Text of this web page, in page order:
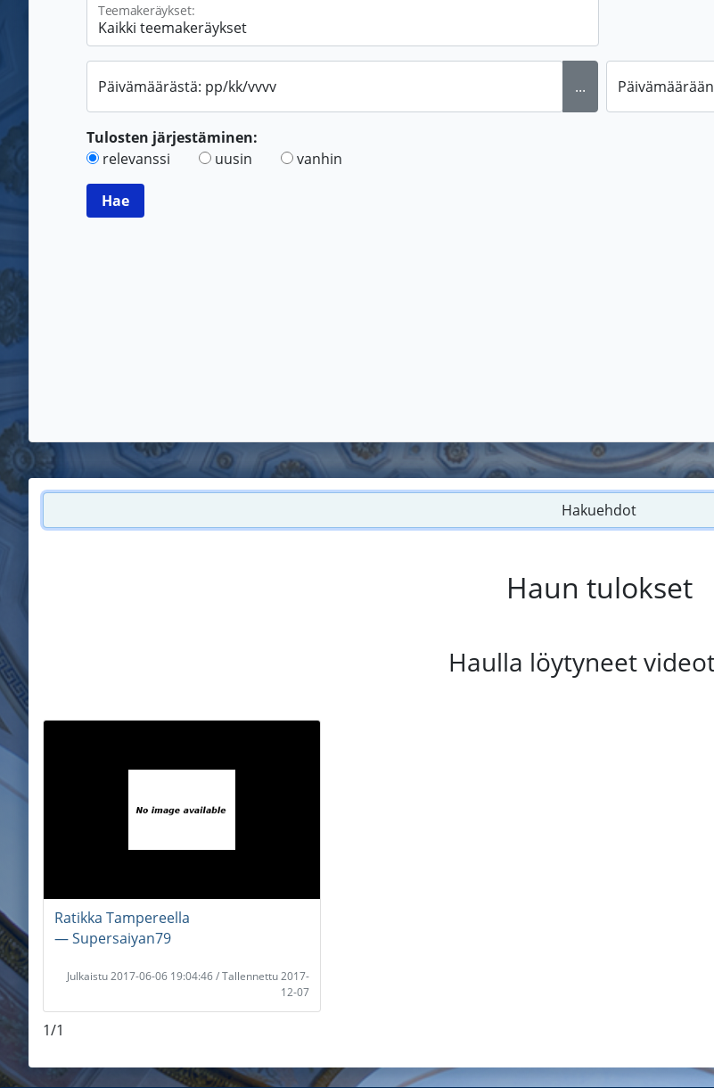
Teemakeräykset:
Päivämäärästä: pp/kk/vvvv ...
Tulosten järjestäminen:
relevanssi
uusin vanhin
Hakuehdot
Haun tulokset
Haulla löytyneet
Ratikka Tampereella
― Supersaiyan79
Julkaistu 2017-06-06 19:04:46 / Tallennettu 2017-
12-07
1/1